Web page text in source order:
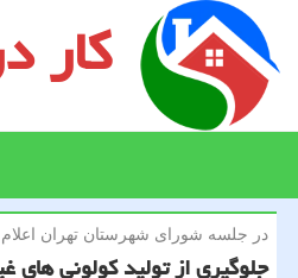
کار
در جلسه شورای شهرستان تهران
جلوگیری از تولید كولونی های